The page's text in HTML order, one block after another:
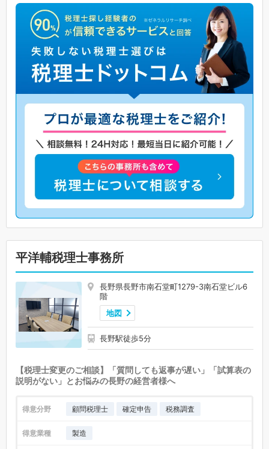
平洋輔税理士事務所
長野県長野市南石堂町1279-3南石堂ビル6
階
地図
長野駅徒歩5分
【税理士変更のご相談】「質問しても返事が遅い」「試算表の
説明がない」とお悩みの長野の経営者様へ
得意分野 顧問税理士 確定申告 税務調査
得意業種 製造